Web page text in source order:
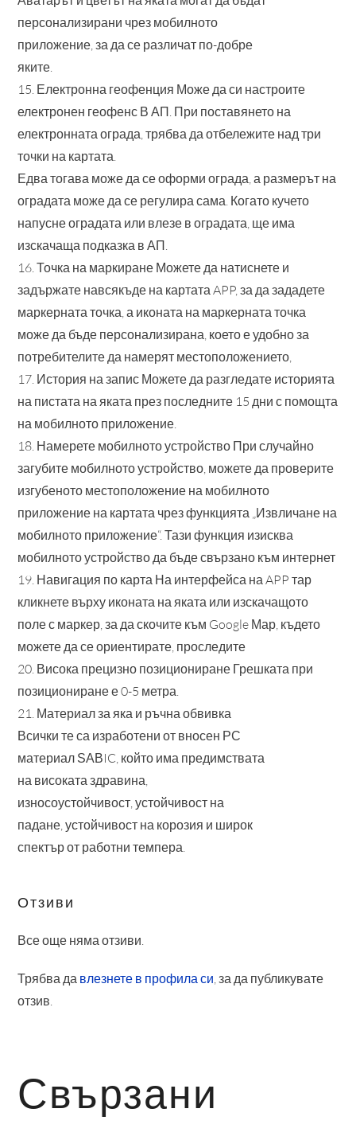
персонализирани чрез мобилното
приложение, за да се различат по-добре
яките.
15. Електронна геофенция Може да си настроите
електронен геофенс В АП. При поставянето на
електронната ограда, трябва да отбележите над три
точки на картата.
Едва тогава може да се оформи ограда, а размерът на
оградата може да се регулира сама. Когато кучето
напусне оградата или влезе в оградата, ще има
изскачаща подказка в АП.
16. Точка на маркиране Можете да натиснете и
задържате навсякъде на картата APP, за да зададете
маркерната точка, а иконата на маркерната точка
може да бъде персонализирана, което е удобно за
потребителите да намерят местоположението,
17. История на запис Можете да разгледате историята
на пистата на яката през последните 15 дни с помощта
на мобилното приложение.
18. Намерете мобилното устройство При случайно
загубите мобилното устройство, можете да проверите
изгубеното местоположение на мобилното
приложение на картата чрез функцията „Извличане на
мобилното приложение“. Тази функция изисква
мобилното устройство да бъде свързано към интернет
19. Навигация по карта На интерфейса на APP тар
кликнете върху иконата на яката или изскачащото
поле с маркер, за да скочите към Google Мар, където
можете да се ориентирате, проследите
20. Висока прецизно позициониране Грешката при
позициониране е 0-5 метра.
21. Материал за яка и ръчна обвивка
Всички те са изработени от вносен РС
материал ЅАВIC, който има предимствата
на високата здравина,
износоустойчивост, устойчивост на
падане, устойчивост на корозия и широк
спектър от работни темпера.
Отзиви
Все още няма отзиви.
Трябва да влезнете в профила си, за да публикувате
отзив.
Свързани